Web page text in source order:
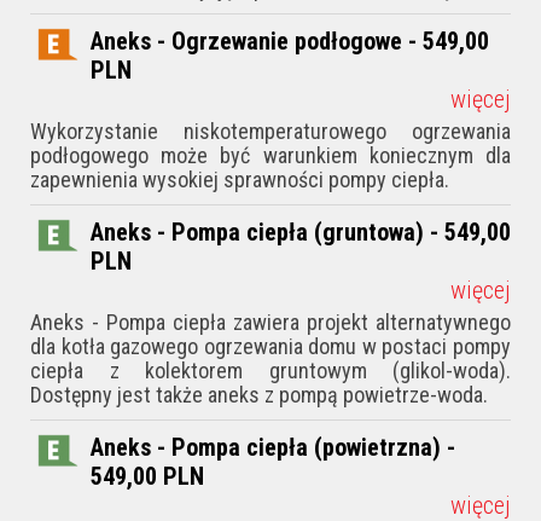
Aneks - Ogrzewanie podłogowe - 549,00
PLN
więcej
Wykorzystanie niskotemperaturowego ogrzewania
podłogowego może być warunkiem koniecznym dla
zapewnienia wysokiej sprawności pompy ciepła.
Aneks - Pompa ciepła (gruntowa) - 549,00
PLN
więcej
Aneks - Pompa ciepła zawiera projekt alternatywnego
dla kotła gazowego ogrzewania domu w postaci pompy
ciepła z kolektorem gruntowym (glikol-woda).
Dostępny jest także aneks z pompą powietrze-woda.
Aneks - Pompa ciepła (powietrzna) -
549,00 PLN
więcej